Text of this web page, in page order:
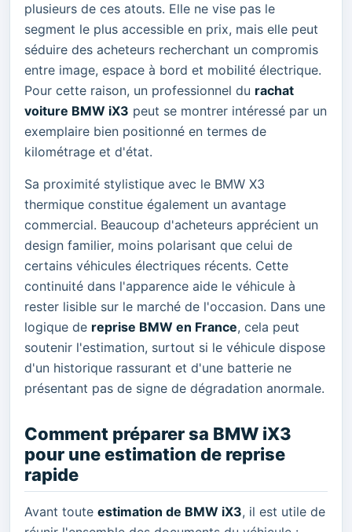
plusieurs de ces atouts. Elle ne vise pas le
segment le plus accessible en prix, mais elle peut
séduire des acheteurs recherchant un compromis
entre image, espace à bord et mobilité électrique.
Pour cette raison, un professionnel du rachat
voiture BMW iX3 peut se montrer intéressé par un
exemplaire bien positionné en termes de
kilométrage et d'état.
Sa proximité stylistique avec le BMW X3
thermique constitue également un avantage
commercial. Beaucoup d'acheteurs apprécient un
design familier, moins polarisant que celui de
certains véhicules électriques récents. Cette
continuité dans l'apparence aide le véhicule à
rester lisible sur le marché de l'occasion. Dans une
logique de reprise BMW en France, cela peut
soutenir l'estimation, surtout si le véhicule dispose
d'un historique rassurant et d'une batterie ne
présentant pas de signe de dégradation anormale.
Comment préparer sa BMW iX3
pour une estimation de reprise
rapide
Avant toute estimation de BMW iX3, il est utile de